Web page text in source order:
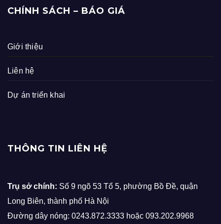
CHÍNH SÁCH – BÁO GIÁ
Giới thiệu
Liên hệ
Dự án triển khai
THÔNG TIN LIÊN HỆ
Trụ sở chính: Số 9 ngõ 53 Tổ 5, phường Bồ Đề, quận
Long Biên, thành phố Hà Nội
Đường dây nóng: 0243.872.3333 hoặc 093.202.9968